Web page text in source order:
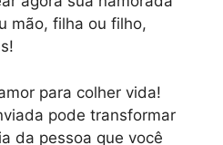
mão, filha ou filho,
para colher vida!
pode transformar
da pessoa que você